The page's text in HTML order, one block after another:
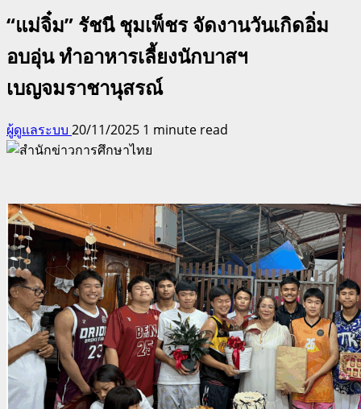
“แม่จิ๋ม” รัชนี ชุมเพ็ชร จัดงานวันเกิดอิ่ม
อบอุ่น ทำอาหารเลี้ยงนักบาสฯ
เบญจมราชานุสรณ์
ผู้ดูแลระบบ 20/11/2025 1 minute read